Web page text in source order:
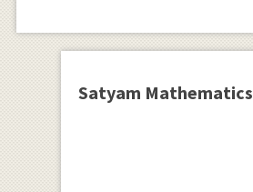
Satyam Mathematics